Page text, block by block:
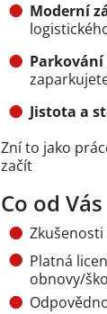
Moderní
Parkování
Jistota a
Zní to jako
začít
Co od
Platná
obnovy/